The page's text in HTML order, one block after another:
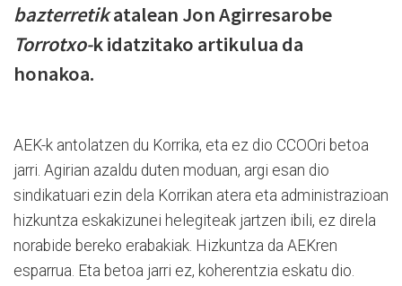
bazterretikatalean Jon Agirresarobe
Torrotxo-k idatzitako artikulua da
honakoa.
AEK-k antolatzen du Korrika, eta ez dio CCOOri betoa
jarri. Agirian azaldu duten moduan, argi esan dio
sindikatuari ezin dela Korrikan atera eta administrazioan
hizkuntza eskakizunei helegiteak jartzen ibili, ez direla
norabide bereko erabakiak. Hizkuntza da AEKren
esparrua. Eta betoa jarri ez, koherentzia eskatu dio.